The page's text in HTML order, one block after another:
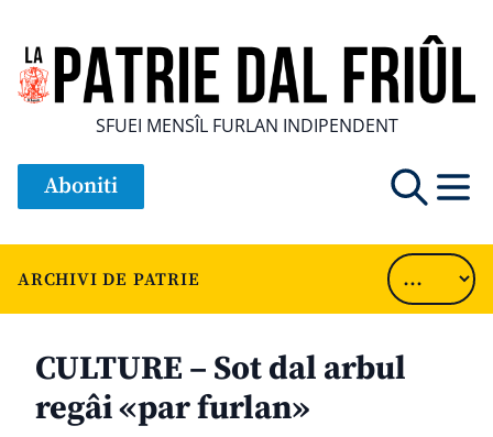
SFUEI MENSÎL FURLAN INDIPENDENT
Aboniti
ARCHIVI DE PATRIE
CULTURE – Sot dal arbul
regâi «par furlan»